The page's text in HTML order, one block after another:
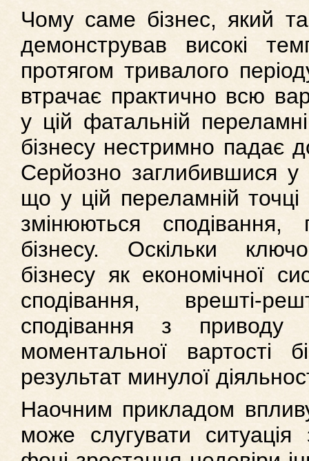
Чому саме бізнес, який
демонстрував високі
протягом тривалого
втрачає практично всю
у цій фатальній
бізнесу нестримно падає
Серйозно заглибившися
що у цій переламній
змінюються сподівання,
бізнесу. Оскільки
бізнесу як економічної
сподівання, врешті-
сподівання з
моментальної вартості
результат минулої
Наочним прикладом
може слугувати